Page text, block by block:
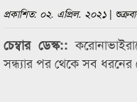
প্রকাশিত: ০২. এপ্রিল. ২০২১ |
চেম্বার ডেস্ক::
সন্ধ্যার পর থেকে সব ধরনের